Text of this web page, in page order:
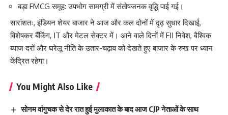
बड़ा FMCG समूह: उपभोग सामग्री में संतोषजनक वृद्धि पाई गई।
सारांशतः, इंडियन शेयर बाजार ने आज और कल दोनों में दृढ़ सुधार दिखाई,
विशेषकर बैंकिंग, IT और मेटल सेक्टर में। आने वाले दिनों में FII निवेश, वैश्विक
ब्याज दरों और घरेलू नीति के उतार-चढ़ाव को देखते हुए बाजार के रुख पर ध्यान
केंद्रित रहेगा।
You Might Also Like
सोनम वांगुचक से देर रात हुई मुलाकात के बाद आज CJP नेताओं के साथ